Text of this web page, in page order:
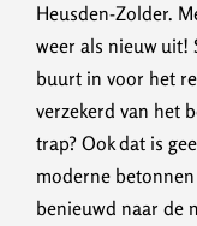
Heusden-Zolder.
weer als nieuw uit!
buurt in voor het
verzekerd van het
trap? Ook dat is
moderne
benieuwd naar de